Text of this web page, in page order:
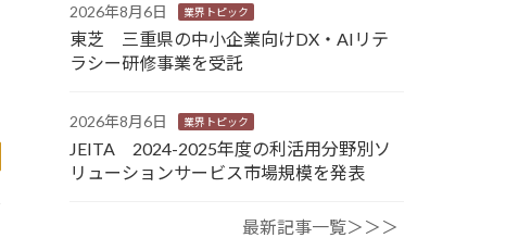
2026年8月6日 業界トピック
東芝 三重県の中小企業向けDX・AIリテ
ラシー研修事業を受託
2026年8月6日 業界トピック
JEITA 2024-2025年度の利活用分野別ソ
リューションサービス市場規模を発表
最新記事一覧＞＞＞